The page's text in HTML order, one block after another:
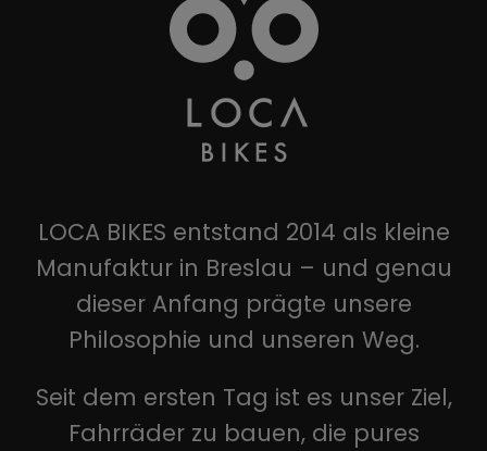
LOCA BIKES entstand 2014 als kleine
Manufaktur in Breslau – und genau
dieser Anfang prägte unsere
Philosophie und unseren Weg.
Seit dem ersten Tag ist es unser Ziel,
Fahrräder zu bauen, die pures